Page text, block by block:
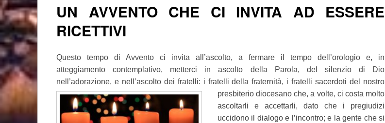
UN AVVENTO CHE CI INVITA AD ESSERE
RICETTIVI
Questo tempo di Avvento ci invita all’ascolto, a fermare il tempo dell’orologio e, in
atteggiamento contemplativo, metterci in ascolto della Parola, del silenzio di Dio
nell’adorazione, e nell’ascolto dei fratelli: i fratelli della fraternità, i fratelli sacerdoti del nostro
presbiterio diocesano che, a volte, ci costa molto
ascoltarli e accettarli, dato che i pregiudizi
uccidono il dialogo e l’incontro; e la gente che si